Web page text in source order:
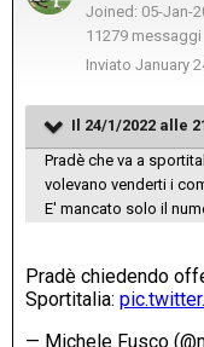
Joined: 05-Jan-
11279 messaggi
Inviato January
Il 24/1/2022 alle
Pradè che va a
volevano venderti i
E' mancato solo il